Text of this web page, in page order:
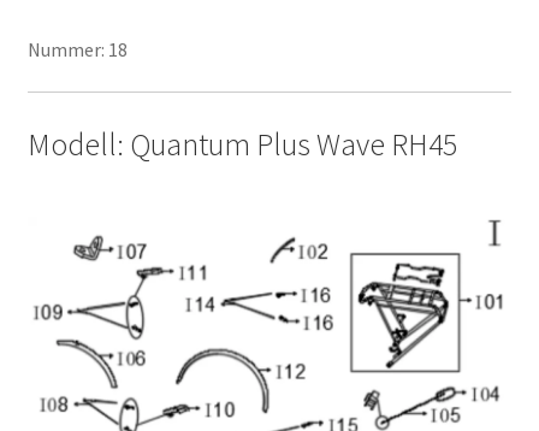
Nummer: 18
Modell: Quantum Plus Wave RH45